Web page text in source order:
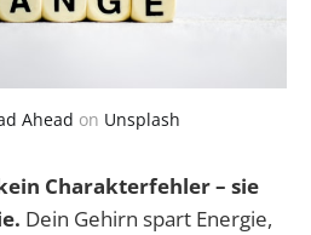
Ahead on Unsplash
Charakterfehler – sie
Dein Gehirn spart Energie,